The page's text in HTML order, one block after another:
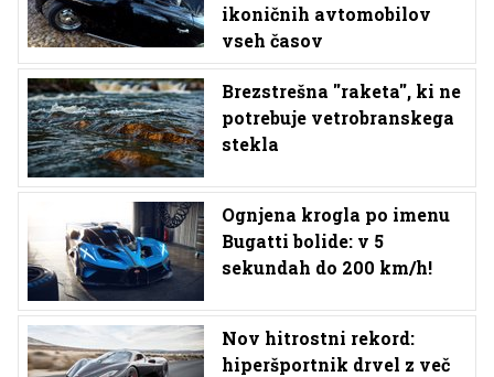
ikoničnih avtomobilov
vseh časov
Brezstrešna ''raketa'', ki ne
potrebuje vetrobranskega
stekla
Ognjena krogla po imenu
Bugatti bolide: v 5
sekundah do 200 km/h!
Nov hitrostni rekord:
hiperšportnik drvel z več